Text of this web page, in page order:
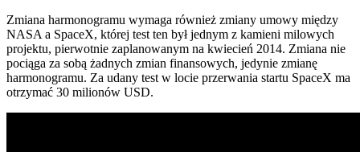
Zmiana harmonogramu wymaga również zmiany umowy między
NASA a SpaceX, której test ten był jednym z kamieni milowych
projektu, pierwotnie zaplanowanym na kwiecień 2014. Zmiana nie
pociąga za sobą żadnych zmian finansowych, jedynie zmianę
harmonogramu. Za udany test w locie przerwania startu SpaceX ma
otrzymać 30 milionów USD.